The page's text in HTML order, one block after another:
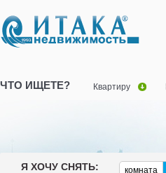
ЧТО ИЩЕТЕ? Квартиру
Я ХОЧУ СНЯТЬ: комната